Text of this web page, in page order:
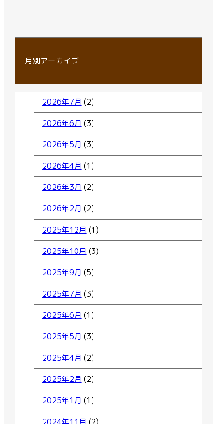
月別アーカイブ
2026年7月 (2)
2026年6月 (3)
2026年5月 (3)
2026年4月 (1)
2026年3月 (2)
2026年2月 (2)
2025年12月 (1)
2025年10月 (3)
2025年9月 (5)
2025年7月 (3)
2025年6月 (1)
2025年5月 (3)
2025年4月 (2)
2025年2月 (2)
2025年1月 (1)
2024年11月 (2)